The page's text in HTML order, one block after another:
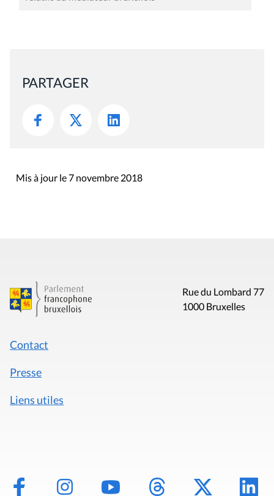
PARTAGER
Mis à jour le 7 novembre 2018
Rue du Lombard 77
1000 Bruxelles
Contact
Presse
Liens utiles